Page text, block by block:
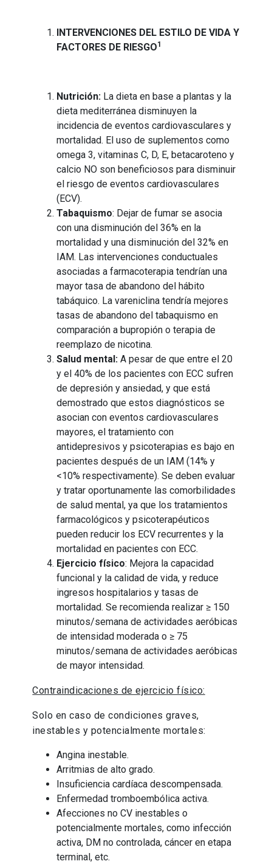
INTERVENCIONES DEL ESTILO DE VIDA Y
FACTORES DE RIESGO1
Nutrición: La dieta en base a plantas y la
dieta mediterránea disminuyen la
incidencia de eventos cardiovasculares y
mortalidad. El uso de suplementos como
omega 3, vitaminas C, D, E, betacaroteno y
calcio NO son beneficiosos para disminuir
el riesgo de eventos cardiovasculares
(ECV).
Tabaquismo: Dejar de fumar se asocia
con una disminución del 36% en la
mortalidad y una disminución del 32% en
IAM. Las intervenciones conductuales
asociadas a farmacoterapia tendrían una
mayor tasa de abandono del hábito
tabáquico. La vareniclina tendría mejores
tasas de abandono del tabaquismo en
comparación a bupropión o terapia de
reemplazo de nicotina.
Salud mental: A pesar de que entre el 20
y el 40% de los pacientes con ECC sufren
de depresión y ansiedad, y que está
demostrado que estos diagnósticos se
asocian con eventos cardiovasculares
mayores, el tratamiento con
antidepresivos y psicoterapias es bajo en
pacientes después de un IAM (14% y
<10% respectivamente). Se deben evaluar
y tratar oportunamente las comorbilidades
de salud mental, ya que los tratamientos
farmacológicos y psicoterapéuticos
pueden reducir los ECV recurrentes y la
mortalidad en pacientes con ECC.
Ejercicio físico: Mejora la capacidad
funcional y la calidad de vida, y reduce
ingresos hospitalarios y tasas de
mortalidad. Se recomienda realizar ≥ 150
minutos/semana de actividades aeróbicas
de intensidad moderada o ≥ 75
minutos/semana de actividades aeróbicas
de mayor intensidad.
Contraindicaciones de ejercicio físico:
Solo en caso de condiciones graves,
inestables y potencialmente mortales:
Angina inestable.
Arritmias de alto grado.
Insuficiencia cardíaca descompensada.
Enfermedad tromboembólica activa.
Afecciones no CV inestables o
potencialmente mortales, como infección
activa, DM no controlada, cáncer en etapa
terminal, etc.